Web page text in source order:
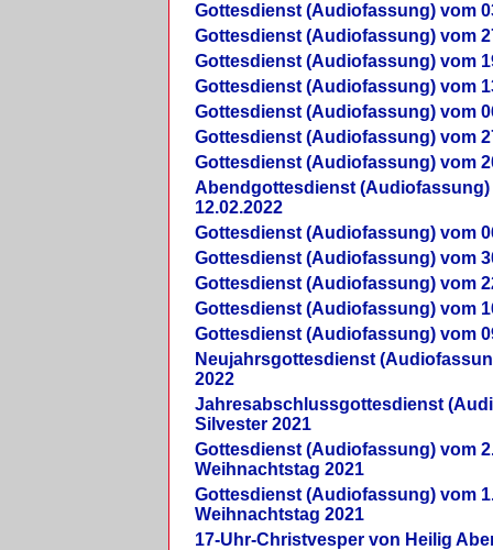
Gottesdienst (Audiofassung) vom
Gottesdienst (Audiofassung) vom
Gottesdienst (Audiofassung) vom
Gottesdienst (Audiofassung) vom
Gottesdienst (Audiofassung) vom
Gottesdienst (Audiofassung) vom
Gottesdienst (Audiofassung) vom
Abendgottesdienst (Audiofassung)
12.02.2022
Gottesdienst (Audiofassung) vom
Gottesdienst (Audiofassung) vom
Gottesdienst (Audiofassung) vom
Gottesdienst (Audiofassung) vom
Gottesdienst (Audiofassung) vom
Neujahrsgottesdienst
2022
Jahresabschlussgottesdienst
Silvester 2021
Gottesdienst (Audiofassung) vom
Weihnachtstag 2021
Gottesdienst (Audiofassung) vom
Weihnachtstag 2021
17-Uhr-Christvesper von Heilig